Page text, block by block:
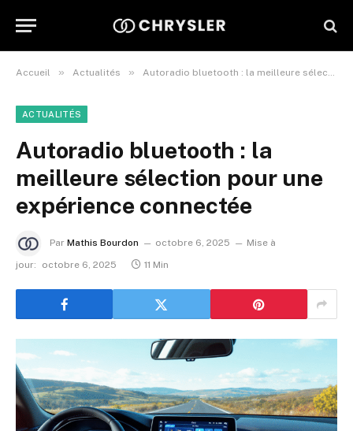
Accueil » Actualités » Autoradio bluetooth : la meilleure sélection pour une expérience connectée
ACTUALITÉS
Autoradio bluetooth : la
meilleure sélection pour une
expérience connectée
Par Mathis Bourdon octobre 6, 2025
Mise à
jour:
octobre 6, 2025 11 Min